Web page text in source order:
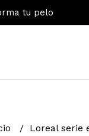
tu pelo
Loreal serie